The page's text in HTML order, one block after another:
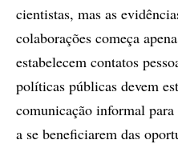
cientistas, mas as
colaborações começa
estabelecem contatos
políticas públicas devem
comunicação informal
a se beneficiarem das